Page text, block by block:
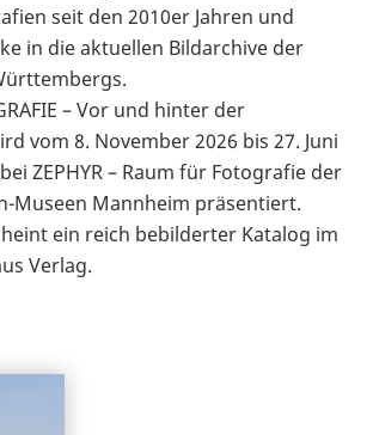
seit den 2010er Jahren und
in die aktuellen Bildarchive der
– Vor und hinter der
vom 8. November 2026 bis 27. Juni
ZEPHYR – Raum für Fotografie der
Museen Mannheim präsentiert.
ein reich bebilderter Katalog im
Verlag.